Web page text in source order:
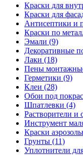
Краски для
Краски для
Антисептики и
Краски по
Эмали (9)
Декоративные
Лаки (18)
Пены
Герметики (9)
Клеи (28)
Обои под
Шпатлевки (4)
Растворители и
Инструмент
Краски
Грунты (11)
Уплотнители